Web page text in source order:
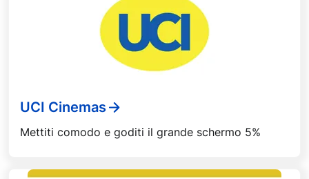
UCI Cinemas
Mettiti comodo e goditi il grande schermo 5%